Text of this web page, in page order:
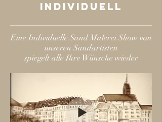
individuell
Eine Individuelle Sand Malerei Show von
unseren Sandartisten
spiegelt alle Ihre Wünsche wieder